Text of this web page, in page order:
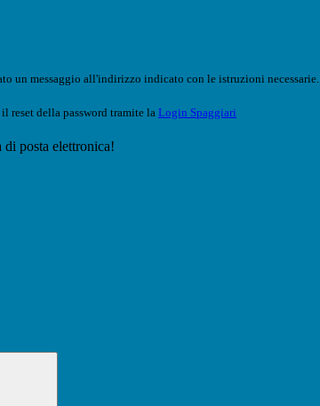
un messaggio all'indirizzo indicato con le istruzioni necessarie.
reset della password tramite la Login Spaggiari
posta elettronica!